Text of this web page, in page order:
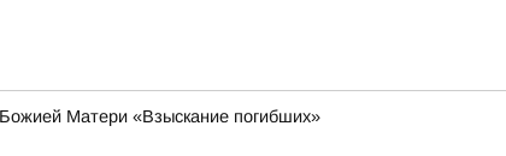
Матери «Взыскание погибших»